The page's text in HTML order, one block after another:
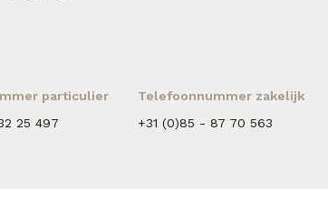
particulier
25 497
Telefoonnummer zakelijk
+31 (0)85 - 87 70 563